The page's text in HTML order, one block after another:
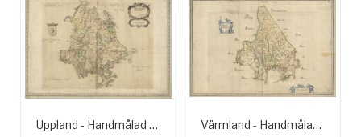
Uppland - Handmålad Historisk Karta sent 1600-tal Värmland - Handmålad Historisk karta sent 1600-tal